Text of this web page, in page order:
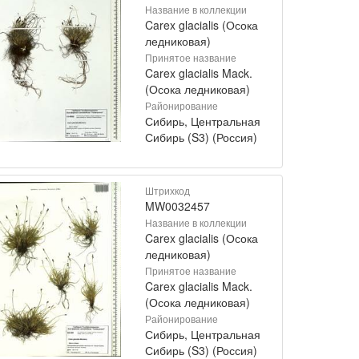
Название в коллекции
Carex glacialis (Осока
ледниковая)
Принятое название
Carex glacialis Mack.
(Осока ледниковая)
Районирование
Сибирь, Центральная
Сибирь (S3) (Россия)
Штрихкод
MW0032457
Название в коллекции
Carex glacialis (Осока
ледниковая)
Принятое название
Carex glacialis Mack.
(Осока ледниковая)
Районирование
Сибирь, Центральная
Сибирь (S3) (Россия)